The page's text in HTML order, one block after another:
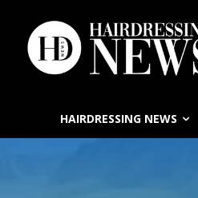
HAIRDRESSING NEWS